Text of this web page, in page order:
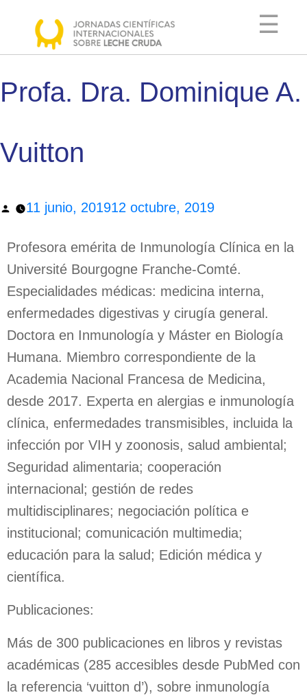
☰
COMITÉ
AGENDA
INFORMACIÓN
ÚTIL
DOCUMENTACIÓN
POSTERS
DIFUSIÓN
AGRADECIMIENTOS
Profa. Dra. Dominique A.
Vuitton
11 junio, 201912 octubre, 2019
Profesora emérita de Inmunología Clínica en la
Université Bourgogne Franche-Comté.
Especialidades médicas: medicina interna,
enfermedades digestivas y cirugía general.
Doctora en Inmunología y Máster en Biología
Humana. Miembro correspondiente de la
Academia Nacional Francesa de Medicina,
desde 2017. Experta en alergias e inmunología
clínica, enfermedades transmisibles, incluida la
infección por VIH y zoonosis, salud ambiental;
Seguridad alimentaria; cooperación
internacional; gestión de redes
multidisciplinares; negociación política e
institucional; comunicación multimedia;
educación para la salud; Edición médica y
científica.
Publicaciones:
Más de 300 publicaciones en libros y revistas
académicas (285 accesibles desde PubMed con
la referencia ‘vuitton d’), sobre inmunología